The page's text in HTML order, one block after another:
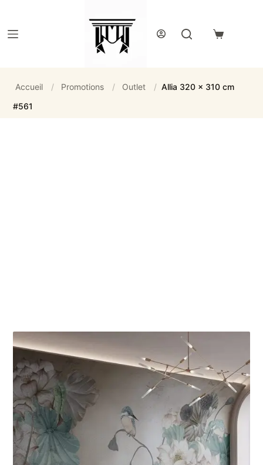
Panier
Accueil / Promotions / Outlet / Allia 320 x 310 cm
#561